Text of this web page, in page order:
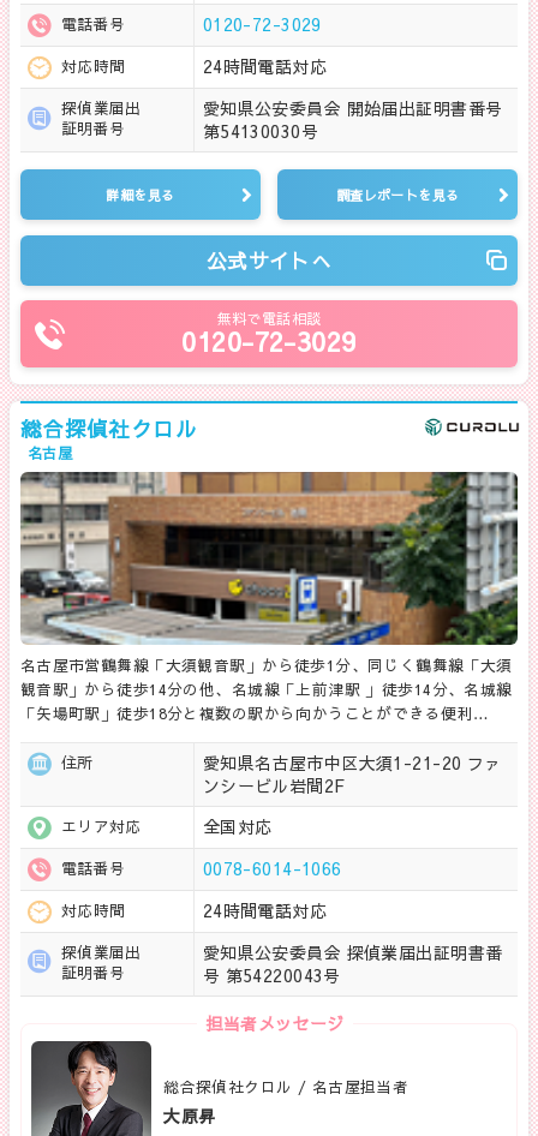
電話番号 0120-72-3029
対応時間 24時間電話対応
探偵業届出
証明番号
愛知県公安委員会 開始届出証明書番号
第54130030号
詳細を見る 調査レポートを見る
公式サイトへ
無料で電話相談
0120-72-3029
総合探偵社クロル
名古屋
名古屋市営鶴舞線「大須観音駅」から徒歩1分、同じく鶴舞線「大須
観音駅」から徒歩14分の他、名城線「上前津駅 」徒歩14分、名城線
「矢場町駅」徒歩18分と複数の駅から向かうことができる便利…
住所
愛知県名古屋市中区大須1-21-20 ファ
ンシービル岩間2F
エリア対応 全国対応
電話番号 0078-6014-1066
対応時間 24時間電話対応
探偵業届出
証明番号
愛知県公安委員会 探偵業届出証明書番
号 第54220043号
担当者メッセージ
総合探偵社クロル / 名古屋担当者
大原昇